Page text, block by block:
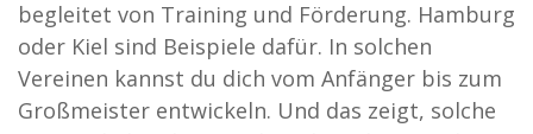
begleitet von Training und Förderung. Hamburg
oder Kiel sind Beispiele dafür. In solchen
Vereinen kannst du dich vom Anfänger bis zum
Großmeister entwickeln. Und das zeigt, solche